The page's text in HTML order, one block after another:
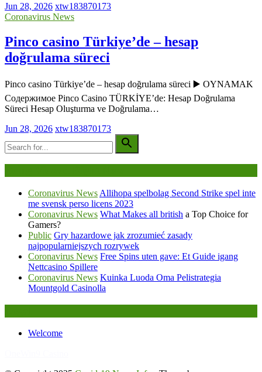
Jun 28, 2026 xtw183870173
Coronavirus News
Pinco casino Türkiye’de – hesap
doğrulama süreci
Pinco casino Türkiye’de – hesap doğrulama süreci ▶️ OYNAMAK
Содержимое Pinco Casino TÜRKİYE’de: Hesap Doğrulama
Süreci Hesap Oluşturma ve Doğrulama…
Jun 28, 2026 xtw183870173
Coronavirus News Allihopa spelbolag Second Strike spel inte
me svensk perso licens 2023
Coronavirus News What Makes all british a Top Choice for
Gamers?
Public Gry hazardowe jak zrozumieć zasady
najpopularniejszych rozrywek
Coronavirus News Free Spins uten gave: Et Guide igang
Nettcasino Spillere
Coronavirus News Kuinka Luoda Oma Pelistrategia
Mountgold Casinolla
Welcome